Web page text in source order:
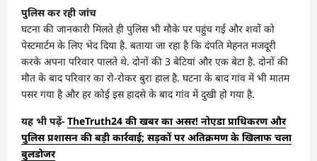
पुलिस कर रही जांच
घटना की जानकारी मिलते ही पुलिस भी मौके पर पहुंच गई और शवों को
पेस्टमार्टम के लिए भेद दिया है. बताया जा रहा है कि दंपति मेहनत मजदूरी
करके अपना परिवार पालते थे. दोनों की 3 बेटियां और एक बेटा है. दोनों की
मौत के बाद परिवार का रो-रोकर बुरा हाल है. घटना के बाद गांव में भी मातम
पसर गया है और हर कोई इस हादसे के बाद गांव में दुखी हो गया है.
यह भी पढ़ें- TheTruth24 की खबर का असर! नोएडा प्राधिकरण और
पुलिस प्रशासन की बड़ी कार्रवाई; सड़कों पर अतिक्रमण के खिलाफ चला
बुलडोजर